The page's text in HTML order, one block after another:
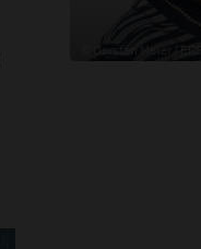
© Carsten Meier / ERF